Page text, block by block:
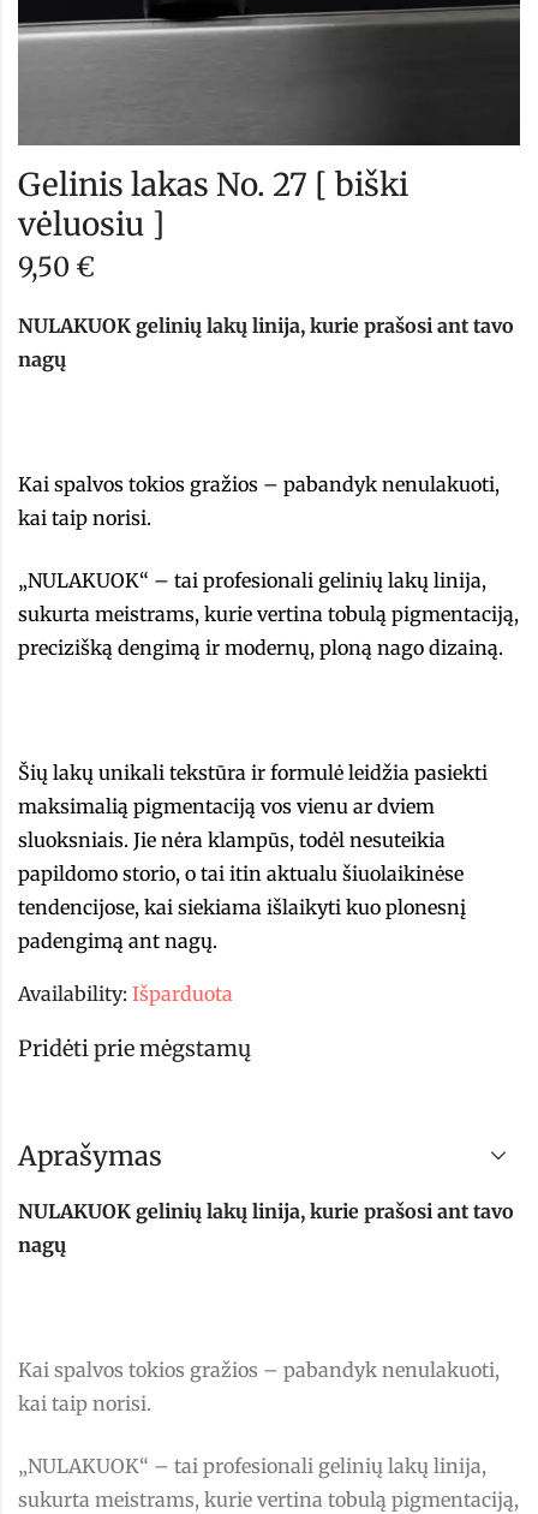
Gelinis lakas No. 27 [ biški
vėluosiu ]
9,50 €
NULAKUOK gelinių lakų linija, kurie prašosi ant tavo
nagų
Kai spalvos tokios gražios – pabandyk nenulakuoti,
kai taip norisi.
„NULAKUOK“ – tai profesionali gelinių lakų linija,
sukurta meistrams, kurie vertina tobulą pigmentaciją,
precizišką dengimą ir modernų, ploną nago dizainą.
Šių lakų unikali tekstūra ir formulė leidžia pasiekti
maksimalią pigmentaciją vos vienu ar dviem
sluoksniais. Jie nėra klampūs, todėl nesuteikia
papildomo storio, o tai itin aktualu šiuolaikinėse
tendencijose, kai siekiama išlaikyti kuo plonesnį
padengimą ant nagų.
Availability: Išparduota
Pridėti prie mėgstamų
Aprašymas
NULAKUOK gelinių lakų linija, kurie prašosi ant tavo
nagų
Kai spalvos tokios gražios – pabandyk nenulakuoti,
kai taip norisi.
„NULAKUOK“ – tai profesionali gelinių lakų linija,
sukurta meistrams, kurie vertina tobulą pigmentaciją,